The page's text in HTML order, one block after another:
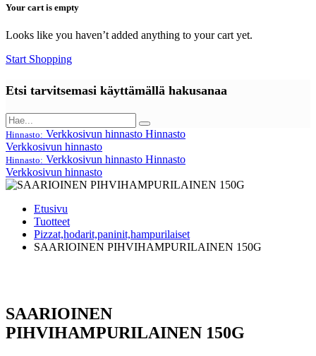
Your cart is empty
Looks like you haven’t added anything to your cart yet.
Start Shopping
Etsi tarvitsemasi käyttämällä hakusanaa
Hinnasto: Verkkosivun hinnasto Hinnasto
Verkkosivun hinnasto
Hinnasto: Verkkosivun hinnasto Hinnasto
Verkkosivun hinnasto
Etusivu
Tuotteet
Pizzat,hodarit,paninit,hampurilaiset
SAARIOINEN PIHVIHAMPURILAINEN 150G
SAARIOINEN
PIHVIHAMPURILAINEN 150G